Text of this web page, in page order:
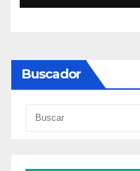
Buscador